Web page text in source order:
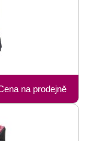
na prodejně